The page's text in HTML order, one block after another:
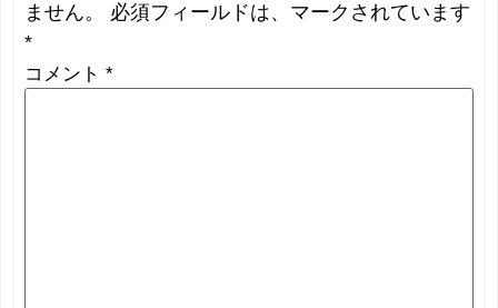
ません。
必須フィールドは、マークされています
*
コメント *